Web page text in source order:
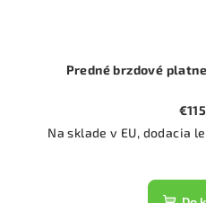
Predné brzdové
Na sklade v EU, dodacia